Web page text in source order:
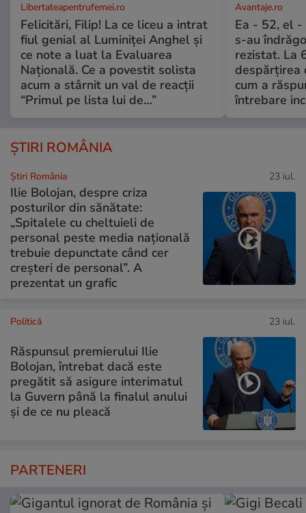
Libertateapentrufemei.ro
Felicitări, Filip! La ce liceu a intrat
fiul genial al Luminiței Anghel și
ce note a luat la Evaluarea
Națională. Ce a povestit solista
acum a stârnit un val de reacții
“Primul pe lista lui de…”
Avantaje.ro
Ea - 52, el -
s-au
rezistat. La
despărțirea
cum a
întrebare
ȘTIRI ROMÂNIA
Știri România 23 iul.
Ilie Bolojan, despre criza
posturilor din sănătate:
„Spitalele cu cheltuieli de
personal peste media națională
trebuie depunctate când cer
creșteri de personal”. A
prezentat un grafic
Politică 23 iul.
Răspunsul premierului Ilie
Bolojan, întrebat dacă este
pregătit să asigure interimatul
la Guvern până la finalul anului
și de ce nu pleacă
PARTENERI